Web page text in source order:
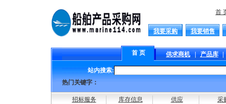
首
我要采购 我要销售
首 页 供求商机 | 产品库 |
站内搜索:
热门关键字：
招标服务 库存信息 供应 采